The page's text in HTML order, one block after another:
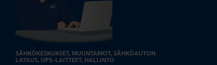
SÄHKÖKESKUKSET, MUUNTAMOT, SÄHKÖAUTON
LATAUS, UPS-LAITTEET, HALLINTO